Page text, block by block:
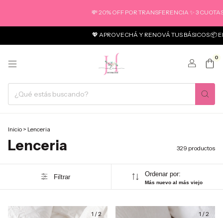
💸 20% OFF POR TRANSFERENCIA ✨ 3 CUOTAS SIN
💖 APROVECHÁ Y RENOVÁ TUS BÁSICOS 📦 ENVÍO
0
Inicio > Lenceria
Lenceria 329 productos
Filtrar Ordenar por:
Más nuevo al más viejo
1 /2 1 /2